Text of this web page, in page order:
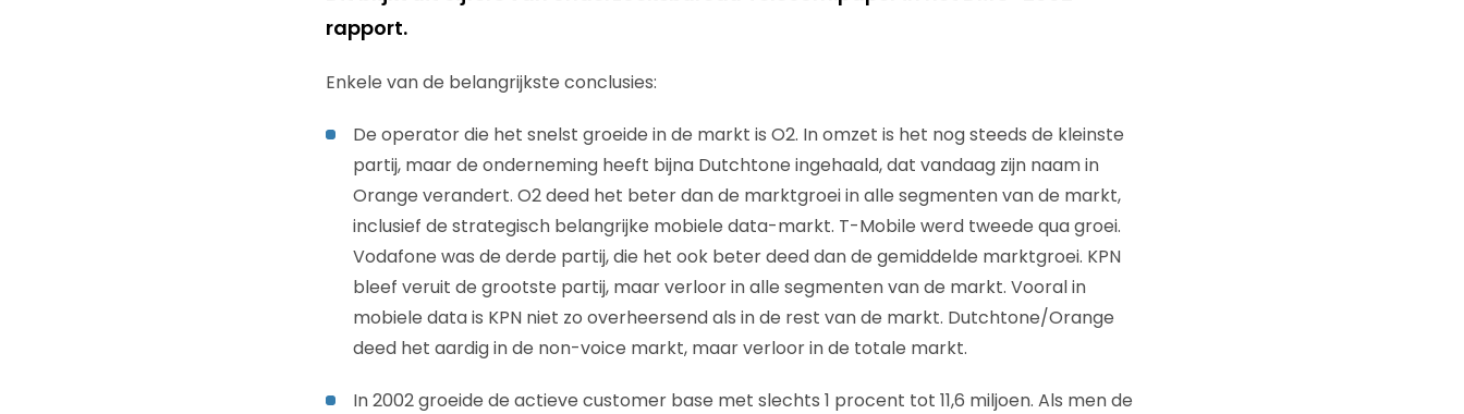
rapport.
Enkele van de belangrijkste conclusies:
De operator die het snelst groeide in de markt is O2. In omzet is het nog steeds de kleinste
partij, maar de onderneming heeft bijna Dutchtone ingehaald, dat vandaag zijn naam in
Orange verandert. O2 deed het beter dan de marktgroei in alle segmenten van de markt,
inclusief de strategisch belangrijke mobiele data-markt. T-Mobile werd tweede qua groei.
Vodafone was de derde partij, die het ook beter deed dan de gemiddelde marktgroei. KPN
bleef veruit de grootste partij, maar verloor in alle segmenten van de markt. Vooral in
mobiele data is KPN niet zo overheersend als in de rest van de markt. Dutchtone/Orange
deed het aardig in de non-voice markt, maar verloor in de totale markt.
In 2002 groeide de actieve customer base met slechts 1 procent tot 11,6 miljoen. Als men de